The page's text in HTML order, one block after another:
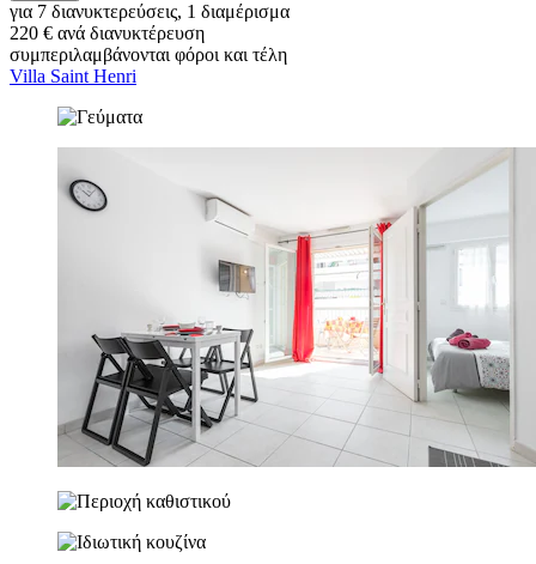
για 7 διανυκτερεύσεις, 1 διαμέρισμα
220 € ανά διανυκτέρευση
συμπεριλαμβάνονται φόροι και τέλη
Villa Saint Henri